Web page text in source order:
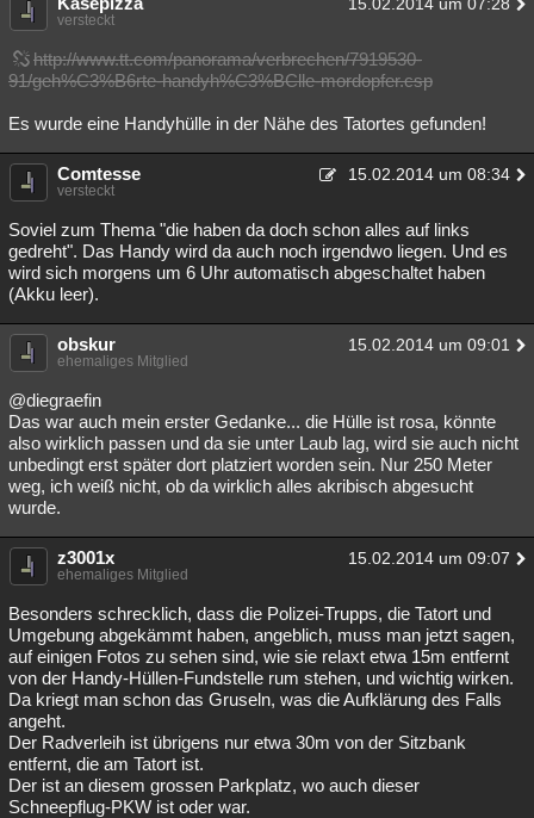
15.02.2014 um 07:28
versteckt
http://www.tt.com/panorama/verbrechen/7919530-
91/geh%C3%B6rte-handyh%C3%BClle-mordopfer.csp
Es wurde eine Handyhülle in der Nähe des Tatortes gefunden!
Comtesse 15.02.2014 um 08:34
versteckt
Soviel zum Thema "die haben da doch schon alles auf links
gedreht". Das Handy wird da auch noch irgendwo liegen. Und es
wird sich morgens um 6 Uhr automatisch abgeschaltet haben
(Akku leer).
obskur 15.02.2014 um 09:01
ehemaliges Mitglied
@diegraefin
Das war auch mein erster Gedanke... die Hülle ist rosa, könnte
also wirklich passen und da sie unter Laub lag, wird sie auch nicht
unbedingt erst später dort platziert worden sein. Nur 250 Meter
weg, ich weiß nicht, ob da wirklich alles akribisch abgesucht
wurde.
z3001x 15.02.2014 um 09:07
ehemaliges Mitglied
Besonders schrecklich, dass die Polizei-Trupps, die Tatort und
Umgebung abgekämmt haben, angeblich, muss man jetzt sagen,
auf einigen Fotos zu sehen sind, wie sie relaxt etwa 15m entfernt
von der Handy-Hüllen-Fundstelle rum stehen, und wichtig wirken.
Da kriegt man schon das Gruseln, was die Aufklärung des Falls
angeht.
Der Radverleih ist übrigens nur etwa 30m von der Sitzbank
entfernt, die am Tatort ist.
Der ist an diesem grossen Parkplatz, wo auch dieser
Schneepflug-PKW ist oder war.